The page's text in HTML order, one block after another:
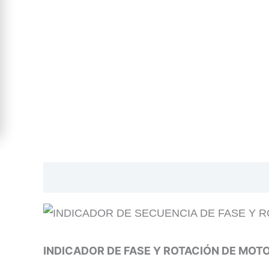
INDICADOR DE FASE Y ROTACIÓN DE